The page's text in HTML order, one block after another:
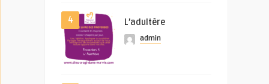
4 L’adultère
admin